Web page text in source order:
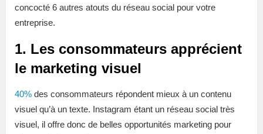
concocté 6 autres atouts du réseau social pour votre
entreprise.
1. Les consommateurs apprécient
le marketing visuel
40% des consommateurs répondent mieux à un contenu
visuel qu’à un texte. Instagram étant un réseau social très
visuel, il offre donc de belles opportunités marketing pour